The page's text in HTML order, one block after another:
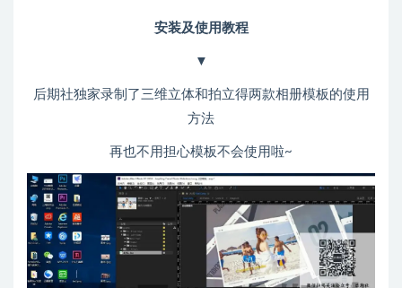
安装及使用教程
▼
后期社独家录制了三维立体和拍立得两款相册模板的使用
方法
再也不用担心模板不会使用啦~